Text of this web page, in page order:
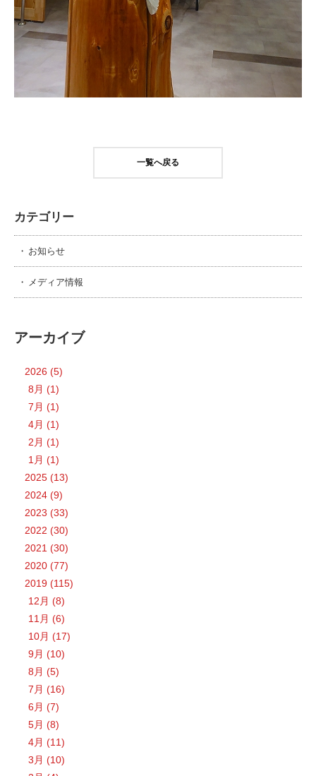
一覧へ戻る
カテゴリー
お知らせ
メディア情報
アーカイブ
2026 (5)
8月 (1)
7月 (1)
4月 (1)
2月 (1)
1月 (1)
2025 (13)
2024 (9)
2023 (33)
2022 (30)
2021 (30)
2020 (77)
2019 (115)
12月 (8)
11月 (6)
10月 (17)
9月 (10)
8月 (5)
7月 (16)
6月 (7)
5月 (8)
4月 (11)
3月 (10)